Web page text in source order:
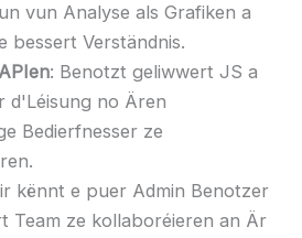
vun Analyse als Grafiken a
bessert Verständnis.
: Benotzt geliwwert JS a
d'Léisung no Ären
Bedierfnesser ze
kënnt e puer Admin Benotzer
Team ze kollaboréieren an Är